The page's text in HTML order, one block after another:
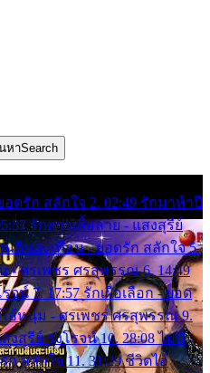
หาSearch
อดรัก สลักใจ 2. 02:49 รักมาห้าปี
รักสาวเสื้อลาย - แสงสุรีย์
นดินสะเทือน - ยอดรัก สลักใจ 5.
- ศรเพชร ศรสุพรรณ 6. 14:49
จน์ 7. 17:57 รักเผื่อเลือก - ยอด
ไอ้หนุ่ม - ศรเพชร ศรสุพรรณ 9.
งสุรีย์ รุ่งโรจน์ 10. 28:08 ไม่มี
ก สลักใจ 11. 31:29 ชีวิตไอ้